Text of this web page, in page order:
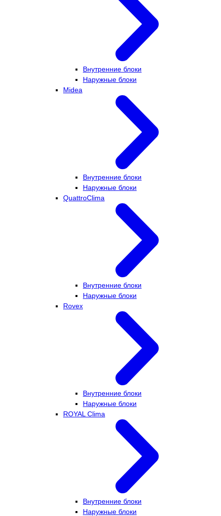
Внутренние блоки
Наружные блоки
Midea
Внутренние блоки
Наружные блоки
QuattroClima
Внутренние блоки
Наружные блоки
Rovex
Внутренние блоки
Наружные блоки
ROYAL Clima
Внутренние блоки
Наружные блоки